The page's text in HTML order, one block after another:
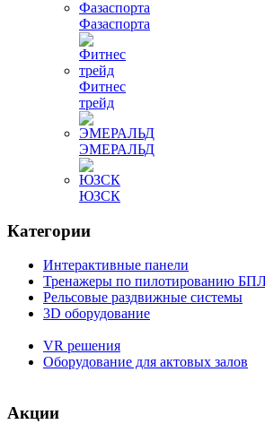
Фазаспорта
Фитнес
трейд
ЭМЕРАЛЬД
ЮЗСК
Категории
Интерактивные панели
Тренажеры по пилотированию
Рельсовые раздвижные системы
3D оборудование
VR решения
Оборудование для актовых залов
Акции